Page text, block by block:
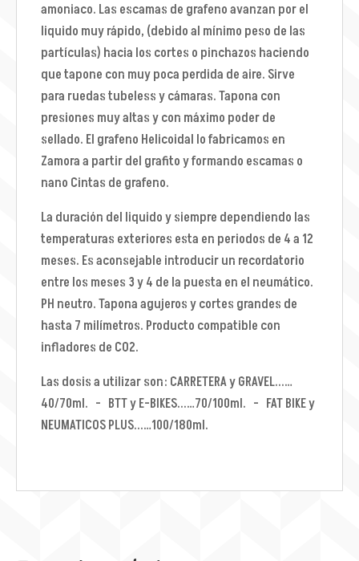
amoniaco. Las escamas de grafeno avanzan por el
liquido muy rápido, (debido al mínimo peso de las
partículas) hacia los cortes o pinchazos haciendo
que tapone con muy poca perdida de aire. Sirve
para ruedas tubeless y cámaras. Tapona con
presiones muy altas y con máximo poder de
sellado. El grafeno Helicoidal lo fabricamos en
Zamora a partir del grafito y formando escamas o
nano Cintas de grafeno.
La duración del liquido y siempre dependiendo las
temperaturas exteriores esta en periodos de 4 a 12
meses. Es aconsejable introducir un recordatorio
entre los meses 3 y 4 de la puesta en el neumático.
PH neutro. Tapona agujeros y cortes grandes de
hasta 7 milímetros. Producto compatible con
infladores de CO2.
Las dosis a utilizar son: CARRETERA y GRAVEL...…
40/70ml. - BTT y E-BIKES...…70/100ml. - FAT BIKE y
NEUMATICOS PLUS...…100/180ml.